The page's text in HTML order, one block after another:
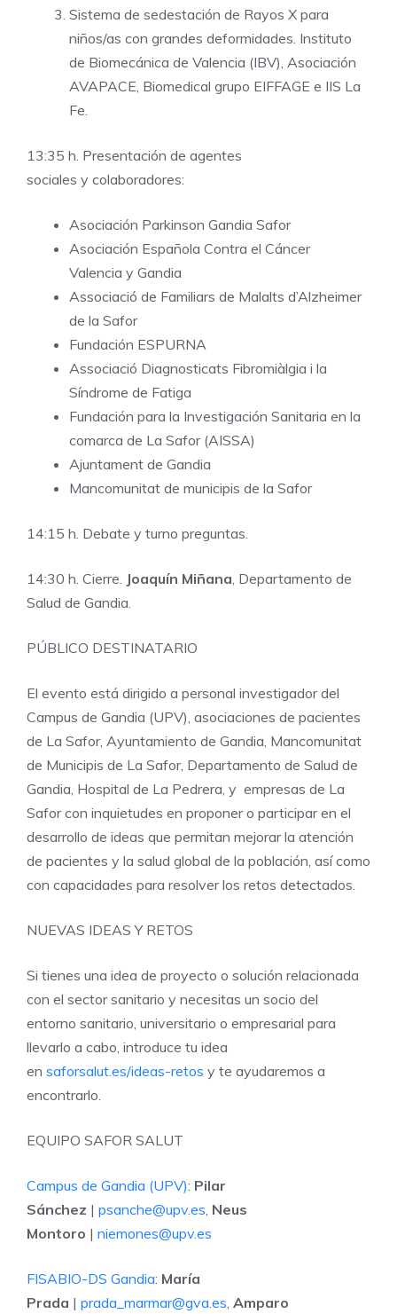
Sistema de sedestación de Rayos X para
niños/as con grandes deformidades. Instituto
de Biomecánica de Valencia (IBV), Asociación
AVAPACE, Biomedical grupo EIFFAGE e IIS La
Fe.
13:35 h. Presentación de agentes
sociales y colaboradores:
Asociación Parkinson Gandia Safor
Asociación Española Contra el Cáncer
Valencia y Gandia
Associació de Familiars de Malalts d’Alzheimer
de la Safor
Fundación ESPURNA
Associació Diagnosticats Fibromiàlgia i la
Síndrome de Fatiga
Fundación para la Investigación Sanitaria en la
comarca de La Safor (AISSA)
Ajuntament de Gandia
Mancomunitat de municipis de la Safor
14:15 h. Debate y turno preguntas.
14:30 h. Cierre. Joaquín Miñana , Departamento de
Salud de Gandia.
PÚBLICO DESTINATARIO
El evento está dirigido a personal investigador del
Campus de Gandia (UPV), asociaciones de pacientes
de La Safor, Ayuntamiento de Gandia, Mancomunitat
de Municipis de La Safor, Departamento de Salud de
Gandia, Hospital de La Pedrera, y empresas de La
Safor con inquietudes en proponer o participar en el
desarrollo de ideas que permitan mejorar la atención
de pacientes y la salud global de la población, así como
con capacidades para resolver los retos detectados.
NUEVAS IDEAS Y RETOS
Si tienes una idea de proyecto o solución relacionada
con el sector sanitario y necesitas un socio del
entorno sanitario, universitario o empresarial para
llevarlo a cabo, introduce tu idea
en saforsalut.es/ideas-retos y te ayudaremos a
encontrarlo.
EQUIPO SAFOR SALUT
Campus de Gandia (UPV): Pilar
Sánchez | psanche@upv.es Neus
Montoro | niemones@upv.es
FISABIO-DS Gandia: María
Prada | prada_marmar@gva.es Amparo